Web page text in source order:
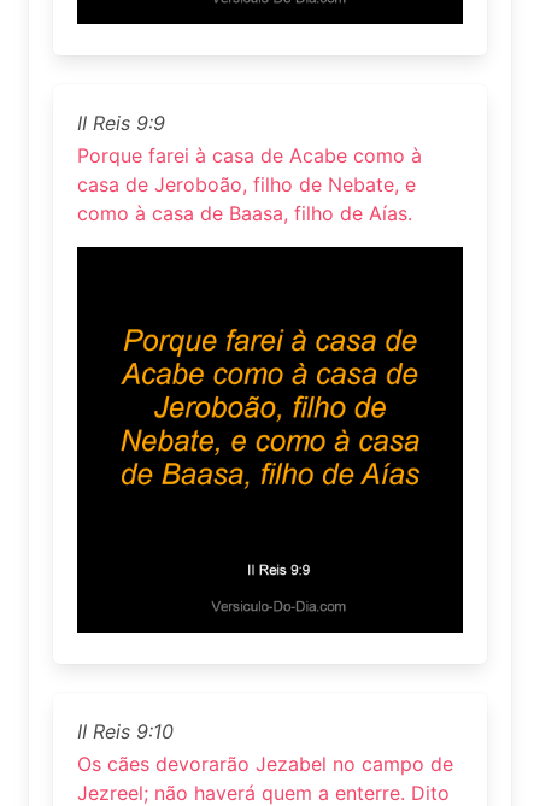
II Reis 9:9
Porque farei à casa de Acabe como à
casa de Jeroboão, filho de Nebate, e
como à casa de Baasa, filho de Aías.
II Reis 9:10
Os cães devorarão Jezabel no campo de
Jezreel; não haverá quem a enterre. Dito